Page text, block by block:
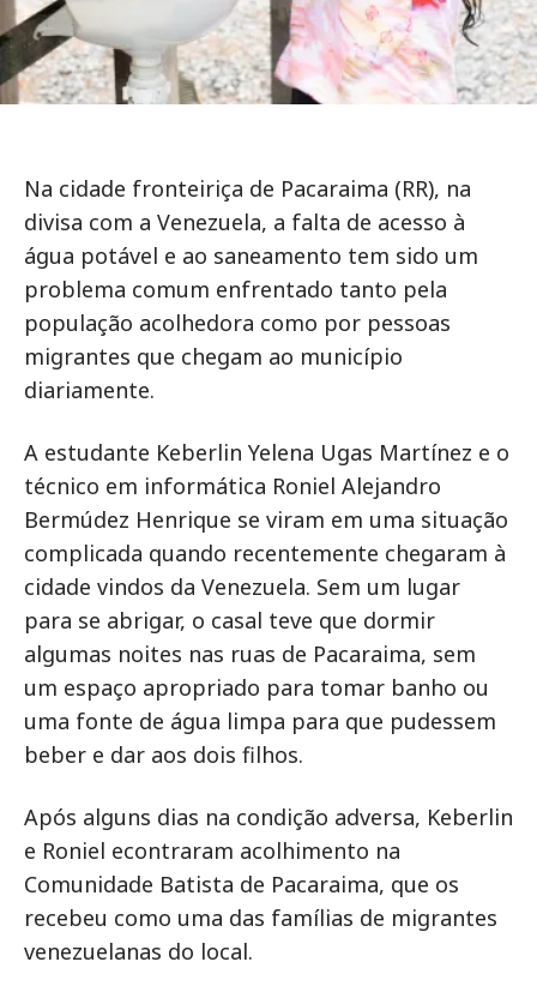
Na cidade fronteiriça de Pacaraima (RR), na
divisa com a Venezuela, a falta de acesso à
água potável e ao saneamento tem sido um
problema comum enfrentado tanto pela
população acolhedora como por pessoas
migrantes que chegam ao município
diariamente.
A estudante Keberlin Yelena Ugas Martínez e o
técnico em informática Roniel Alejandro
Bermúdez Henrique se viram em uma situação
complicada quando recentemente chegaram à
cidade vindos da Venezuela. Sem um lugar
para se abrigar, o casal teve que dormir
algumas noites nas ruas de Pacaraima, sem
um espaço apropriado para tomar banho ou
uma fonte de água limpa para que pudessem
beber e dar aos dois filhos.
Após alguns dias na condição adversa, Keberlin
e Roniel econtraram acolhimento na
Comunidade Batista de Pacaraima, que os
recebeu como uma das famílias de migrantes
venezuelanas do local.